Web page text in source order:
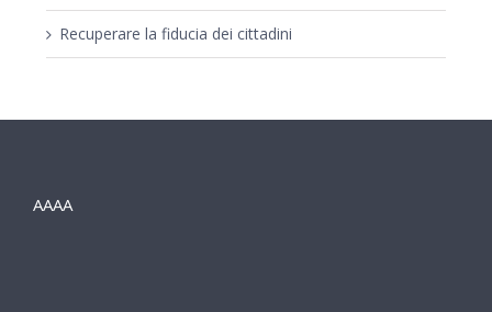
Recuperare la fiducia dei cittadini
AAAA